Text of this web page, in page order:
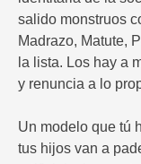
salido monstruos
Madrazo, Matute,
la lista. Los hay a
y renuncia a lo
Un modelo que tú
tus hijos van a